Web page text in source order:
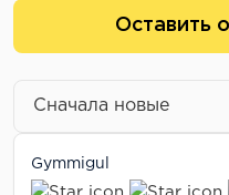
Людям без базовых
практиковаться и не
Оставить
Gymmigul